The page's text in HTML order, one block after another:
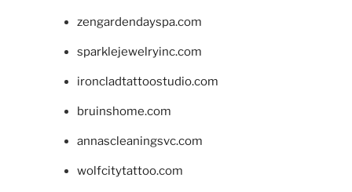
zengardendayspa.com
sparklejewelryinc.com
ironcladtattoostudio.com
bruinshome.com
annascleaningsvc.com
wolfcitytattoo.com